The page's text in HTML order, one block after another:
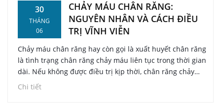
30
THÁNG
06
CHẢY MÁU CHÂN RĂNG:
NGUYÊN NHÂN VÀ CÁCH ĐIỀU
TRỊ VĨNH VIỄN
Chảy máu chân răng hay còn gọi là xuất huyết chân răng
là tình trạng chân răng chảy máu liên tục trong thời gian
dài. Nếu không được điều trị kịp thời, chân răng chảy
máu có thể gặp nhiều hậu quả nghiêm trọng như tụt lợi,
Chi tiết